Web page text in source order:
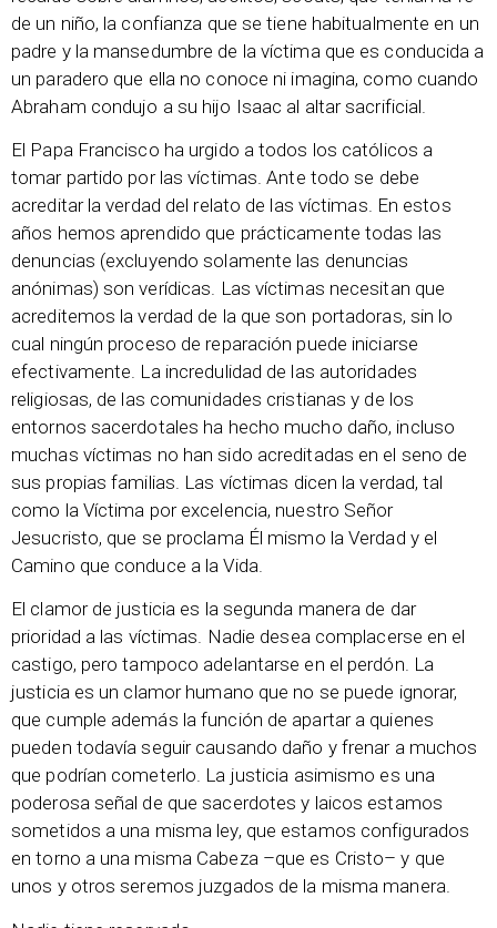
de un niño, la confianza que se tiene habitualmente en un
padre y la mansedumbre de la víctima que es conducida a
un paradero que ella no conoce ni imagina, como cuando
Abraham condujo a su hijo Isaac al altar sacrificial.
El Papa Francisco ha urgido a todos los católicos a
tomar partido por las víctimas. Ante todo se debe
acreditar la verdad del relato de las víctimas. En estos
años hemos aprendido que prácticamente todas las
denuncias (excluyendo solamente las denuncias
anónimas) son verídicas. Las víctimas necesitan que
acreditemos la verdad de la que son portadoras, sin lo
cual ningún proceso de reparación puede iniciarse
efectivamente. La incredulidad de las autoridades
religiosas, de las comunidades cristianas y de los
entornos sacerdotales ha hecho mucho daño, incluso
muchas víctimas no han sido acreditadas en el seno de
sus propias familias. Las víctimas dicen la verdad, tal
como la Víctima por excelencia, nuestro Señor
Jesucristo, que se proclama Él mismo la Verdad y el
Camino que conduce a la Vida.
El clamor de justicia es la segunda manera de dar
prioridad a las víctimas. Nadie desea complacerse en el
castigo, pero tampoco adelantarse en el perdón. La
justicia es un clamor humano que no se puede ignorar,
que cumple además la función de apartar a quienes
pueden todavía seguir causando daño y frenar a muchos
que podrían cometerlo. La justicia asimismo es una
poderosa señal de que sacerdotes y laicos estamos
sometidos a una misma ley, que estamos configurados
en torno a una misma Cabeza –que es Cristo– y que
unos y otros seremos juzgados de la misma manera.